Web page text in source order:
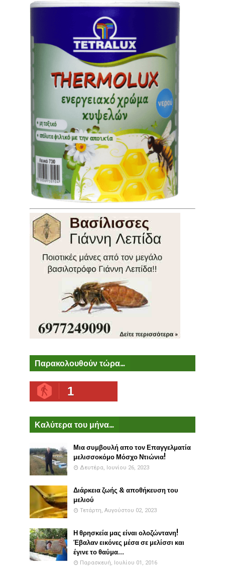
Παρακολουθούν τώρα...
1
Καλύτερα του μήνα...
Μια συμβουλή απο τον Επαγγελματία
μελισσοκόμο Μόσχο Ντιώνια!
Δευτέρα, Ιουνίου 26, 2023
Διάρκεια ζωής & αποθήκευση του
μελιού
Τετάρτη, Αυγούστου 02, 2023
Η θρησκεία μας είναι ολοζώντανη!
Έβαλαν εικόνες μέσα σε μελίσσι και
έγινε το θαύμα...
Παρασκευή, Ιουλίου 01, 2016